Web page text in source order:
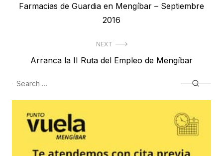
de
Previous
Farmacias de Guardia en Mengíbar – Septiembre
2016
NEXT
Next
Arranca la II Ruta del Empleo de Mengíbar
Search